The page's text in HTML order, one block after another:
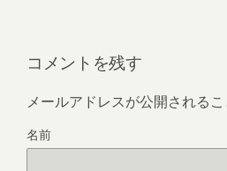
コメントを残す
メールアドレスが公開されるこ
名前